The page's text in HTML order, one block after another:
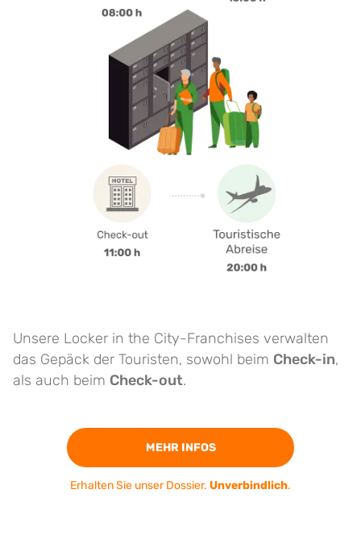
Unsere Locker in the City-Franchises verwalten
das Gepäck der Touristen, sowohl beim Check-in,
als auch beim Check-out.
MEHR INFOS
Erhalten Sie unser Dossier. Unverbindlich.